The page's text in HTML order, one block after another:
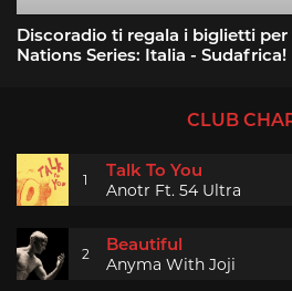
Discoradio ti regala i biglietti
Nations Series: Italia - Sudafrica!
CLUB
1 Talk To You
Anotr Ft. 54 Ultra
2 Beautiful
Anyma With Joji